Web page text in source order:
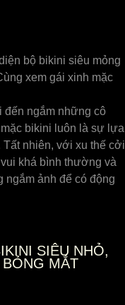
bộ bikini siêu mỏng
xem gái xinh mặc
đến ngắm những cô
bikini luôn là sự lựa
nhiên, với xu thế cởi
khá bình thường và
ngắm ảnh để có động
SIÊU NHỎ,
MẮT